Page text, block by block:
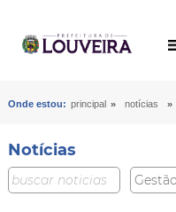
Onde estou: principal » notícias »
Notícias